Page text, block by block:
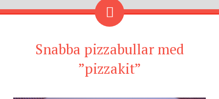
Snabba pizzabullar med
”pizzakit”